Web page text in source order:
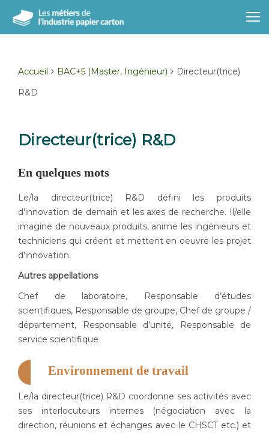
Accueil BAC+5 (Master, Ingénieur)
Directeur(trice)
R&D
Directeur(trice) R&D
En quelques mots
Le/la directeur(trice) R&D défini les produits
d’innovation de demain et les axes de recherche. Il/elle
imagine de nouveaux produits, anime les ingénieurs et
techniciens qui créent et mettent en oeuvre les projet
d’innovation.
Autres appellations
Chef de laboratoire, Responsable d’études
scientifiques, Responsable de groupe, Chef de groupe /
département, Responsable d’unité, Responsable de
service scientifique
Environnement de travail
Le/la directeur(trice) R&D coordonne ses activités avec
ses interlocuteurs internes (négociation avec la
direction, réunions et échanges avec le CHSCT etc.) et